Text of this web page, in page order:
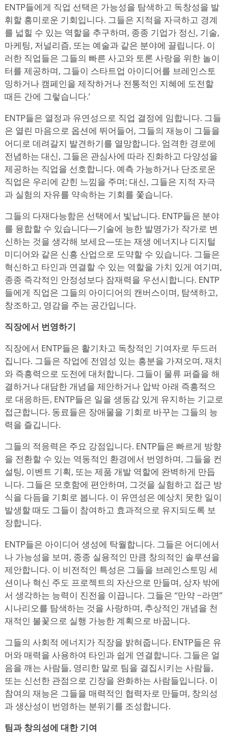
ENTP들에게 직업 선택은 가능성을 탐색하고 독창성을 발
휘할 흥미로운 기회입니다. 그들은 지적을 자극하고 경계
를 넓힐 수 있는 역할을 추구하며, 종종 기업가 정신, 기술,
마케팅, 저널리즘, 또는 예술과 같은 분야에 끌립니다. 이
러한 직업들은 그들의 빠른 사고와 토론 사랑을 위한 놀이
터를 제공하며, 그들이 스타트업 아이디어를 브레인스토
밍하거나 캠페인을 제작하거나 전통적인 지혜에 도전할
때든 간에 그렇습니다.’
ENTP들은 열정과 유연성으로 직업 결정에 임합니다. 그들
은 열린 마음으로 옵션에 뛰어들어, 그들의 재능이 그들을
어디로 데려갈지 발견하기를 열망합니다. 엄격한 경로에
전념하는 대신, 그들은 관심사에 따라 진화하고 다양성을
제공하는 직업을 선호합니다. 예측 가능하거나 단조로운
직업은 우리에 갇힌 느낌을 주며; 대신, 그들은 지적 자극
과 실험의 자유를 약속하는 기회를 쫓습니다.
그들의 다재다능함은 선택에서 빛납니다. ENTP들은 분야
를 융합할 수 있습니다—기술에 능한 발명가가 작가로 변
신하는 것을 생각해 보세요—또는 재생 에너지나 디지털
미디어와 같은 신흥 산업으로 도약할 수 있습니다. 그들은
혁신하고 타인과 연결할 수 있는 역할을 가치 있게 여기며,
종종 즉각적인 안정성보다 잠재력을 우선시합니다. ENTP
들에게 직업은 그들의 아이디어의 캔버스이며, 탐색하고,
창조하고, 영감을 주는 공간입니다.
직장에서 번영하기
직장에서 ENTP들은 활기차고 독창적인 기여자로 두드러
집니다. 그들은 작업에 전염성 있는 흥분을 가져오며, 재치
와 즉흥력으로 도전에 대처합니다. 그들이 물류 퍼즐을 해
결하거나 대담한 개념을 제안하거나 압박 아래 즉흥적으
로 대응하든, ENTP들은 일을 생동감 있게 유지하는 기교로
접근합니다. 동료들은 장애물을 기회로 바꾸는 그들의 능
력을 즐깁니다.
그들의 적응력은 주요 강점입니다. ENTP들은 빠르게 방향
을 전환할 수 있는 역동적인 환경에서 번영하며, 그들을 컨
설팅, 이벤트 기획, 또는 제품 개발 역할에 완벽하게 만듭
니다. 그들은 모호함에 편안하며, 그것을 실험하고 접근 방
식을 다듬을 기회로 봅니다. 이 유연성은 예상치 못한 일이
발생할 때도 그들이 참여하고 효과적으로 유지되도록 보
장합니다.
ENTP들은 아이디어 생성에 탁월합니다. 그들은 어디에서
나 가능성을 보며, 종종 실용적인 만큼 창의적인 솔루션을
제안합니다. 이 비전적인 특성은 그들을 브레인스토밍 세
션이나 혁신 주도 프로젝트의 자산으로 만들며, 상자 밖에
서 생각하는 능력이 진전을 이끕니다. 그들은 “만약 ~라면”
시나리오를 탐색하는 것을 사랑하며, 추상적인 개념을 천
재적인 불꽃으로 실행 가능한 계획으로 바꿉니다.
그들의 사회적 에너지가 직장을 밝혀줍니다. ENTP들은 유
머와 매력을 사용하여 타인과 쉽게 연결합니다. 그들은 얼
음을 깨는 사람들, 영리한 말로 팀을 결집시키는 사람들,
또는 신선한 관점으로 긴장을 완화하는 사람들입니다. 이
참여의 재능은 그들을 매력적인 협력자로 만들며, 창의성
과 생산성이 번영하는 분위기를 조성합니다.
팀과 창의성에 대한 기여